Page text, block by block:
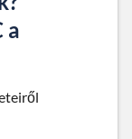
a